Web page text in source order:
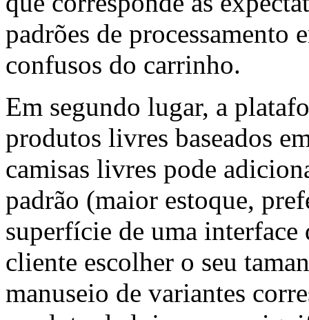
padrões de processamento
confusos do carrinho.
Em segundo lugar, a
produtos livres baseados
camisas livres pode
padrão (maior estoque,
superfície de uma interface
cliente escolher o seu
manuseio de variantes